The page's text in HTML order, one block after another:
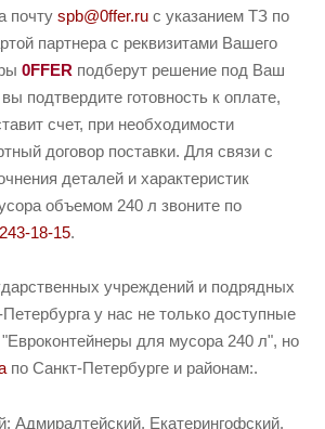
почту spb@0ffer.ru с указанием ТЗ по
партнера с реквизитами Вашего
0FFER подберут решение под Ваш
подтвердите готовность к оплате,
счет, при необходимости
договор поставки. Для связи с
деталей и характеристик
объемом 240 л звоните по
18-15.
учреждений и подрядных
у нас не только доступные
для мусора 240 л", но
по Санкт-Петербурге и районам:.
Адмиралтейский, Екатерингофский,